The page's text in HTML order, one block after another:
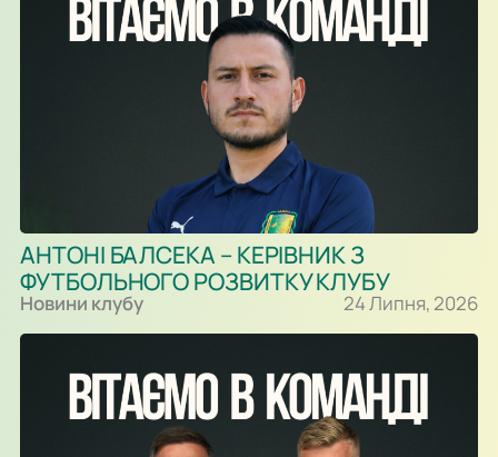
АНТОНІ БАЛСЕКА – КЕРІВНИК З
ФУТБОЛЬНОГО РОЗВИТКУ КЛУБУ
Новини клубу 24 Липня, 2026